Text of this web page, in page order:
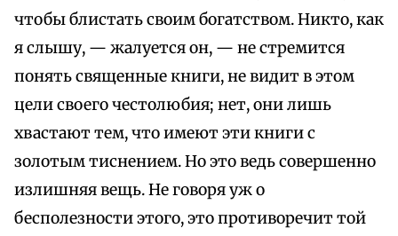
чтобы блистать своим богатством. Никто, как
я слышу, — жалуется он, — не стремится
понять священные книги, не видит в этом
цели своего честолюбия; нет, они лишь
хвастают тем, что имеют эти книги с
золотым тиснением. Но это ведь совершенно
излишняя вещь. Не говоря уж о
бесполезности этого, это противоречит той